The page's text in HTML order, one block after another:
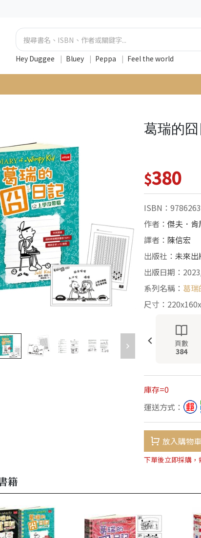
Hey Duggee | Bluey | Peppa | Feel the world
葛瑞的
$380
ISBN：
作者：傑夫．肯
譯者： 陳信宏
出版社：未來出
出版日期：
系列名稱： 葛
尺寸：
頁數
384
庫存=0
運送方式：
放入購物車
下單後立即採購，
籍